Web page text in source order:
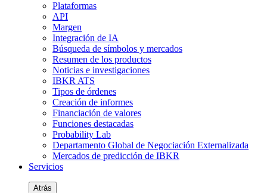
Plataformas
API
Margen
Integración de IA
Búsqueda de símbolos y mercados
Resumen de los productos
Noticias e investigaciones
IBKR ATS
Tipos de órdenes
Creación de informes
Financiación de valores
Funciones destacadas
Probability Lab
Departamento Global de Negociación Externalizada
Mercados de predicción de IBKR
Servicios
Atrás